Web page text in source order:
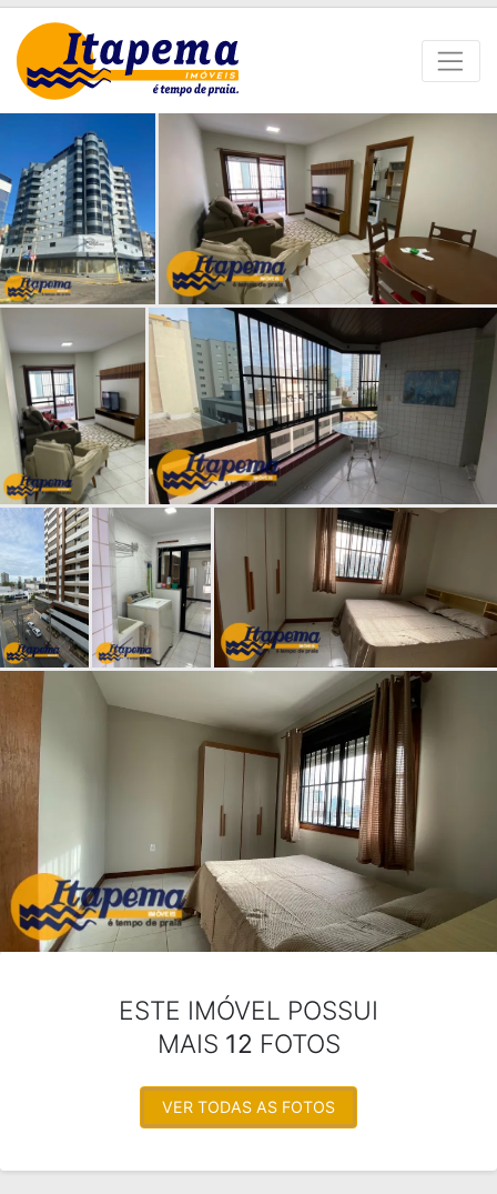
ESTE IMÓVEL POSSUI
MAIS 12 FOTOS
VER TODAS AS FOTOS